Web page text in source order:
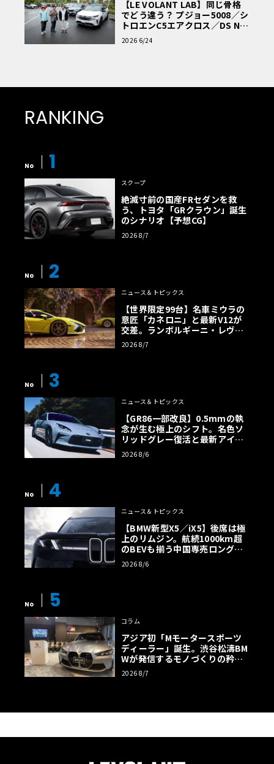
【LE VOLANT LAB】同じ骨格
でどう違う？ プジョー5008／シ
トロエンC5エアクロス／DS Nº4
読者一気乗りレポート
2026 6/24
RANKING
No 1
スクープ
絶滅寸前の国産FRセダンを救
う、トヨタ「GRクラウン」誕生
のシナリオ【予想CG】
2026 8/7
No 2
ニュース＆トピックス
【世界限定99台】名車ミウラの
意匠「カネロニ」と最新V12が
交差。ランボルギーニ・レヴエ
ルトに60周年記念車が登場
2026 8/7
No 3
ニュース＆トピックス
【GR86一部改良】0.5mmの執
念が生む極上のシフト。名色ソ
リッドグレー復活と最新アイサ
イトでFRの極みへ
2026 8/6
No 4
ニュース＆トピックス
【BMW新型X5／iX5】後席は極
上のリムジン。航続1000km超
のBEVも揃う中国専売ロング仕
様の全貌
2026 8/6
No 5
コラム
アジア初「Mモータースポーツ
ディーラー」誕生。渋谷松濤BM
Wが発信するモノづくりの矜持
【木下隆之コラム】
2026 8/7